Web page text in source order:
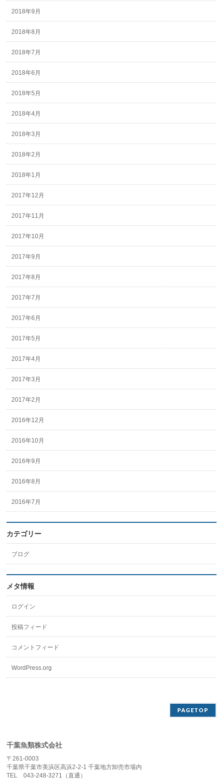
2018年9月
2018年8月
2018年7月
2018年6月
2018年5月
2018年4月
2018年3月
2018年2月
2018年1月
2017年12月
2017年11月
2017年10月
2017年9月
2017年8月
2017年7月
2017年6月
2017年5月
2017年4月
2017年3月
2017年2月
2016年12月
2016年10月
2016年9月
2016年8月
2016年7月
カテゴリー
ブログ
メタ情報
ログイン
投稿フィード
コメントフィード
WordPress.org
PAGETOP
千葉魚類株式会社
〒261-0003
千葉県千葉市美浜区高浜2-2-1 千葉地方卸売市場内
TEL 043-248-3271（直通）